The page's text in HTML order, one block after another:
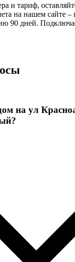
и тариф,
на нашем сайте –
90 дней.
на ул